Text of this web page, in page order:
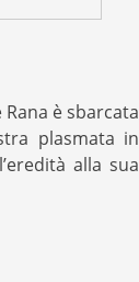
è sbarcata
plasmata in
alla sua